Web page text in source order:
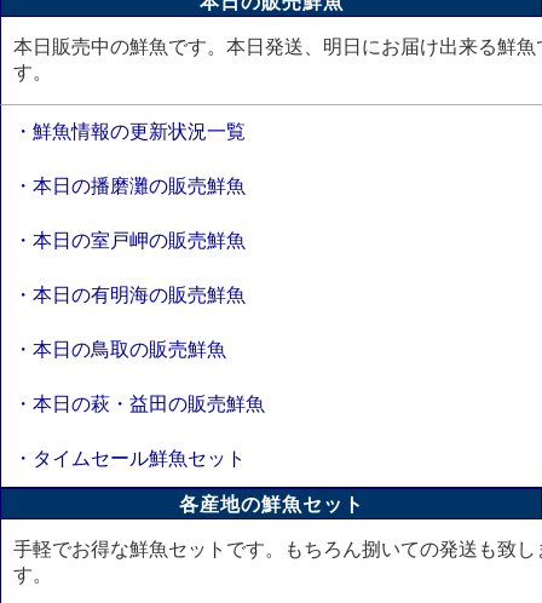
本日販売中の鮮魚です。本日発送、明日にお届け出来る鮮魚
す。
・鮮魚情報の更新状況一覧
・本日の播磨灘の販売鮮魚
・本日の室戸岬の販売鮮魚
・本日の有明海の販売鮮魚
・本日の鳥取の販売鮮魚
・本日の萩・益田の販売鮮魚
・タイムセール鮮魚セット
各産地の鮮魚セット
手軽でお得な鮮魚セットです。もちろん捌いての発送も致し
す。